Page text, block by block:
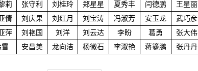
莉 张守利 刘桂玲 郑星星 夏秀丰 闫德鹏
王星丽
倩 刘庆果 刘红月 刘宝涛 冯淑芳 安玉龙
武巧彦
萍 刘艳国 刘洋 刘云达 李盼 葛勇
张大伟
雪 安昌美 龙向洁 杨微石 李淑艳 蒋鎏鹏 张丹丹